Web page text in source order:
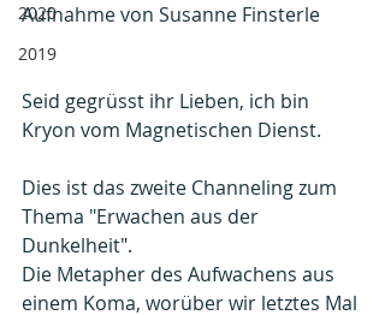
2020
2019
Aufnahme von Susanne Finsterle
Seid gegrüsst ihr Lieben, ich bin
Kryon vom Magnetischen Dienst.
Dies ist das zweite Channeling zum
Thema "Erwachen aus der
Dunkelheit".
Die Metapher des Aufwachens aus
einem Koma, worüber wir letztes Mal